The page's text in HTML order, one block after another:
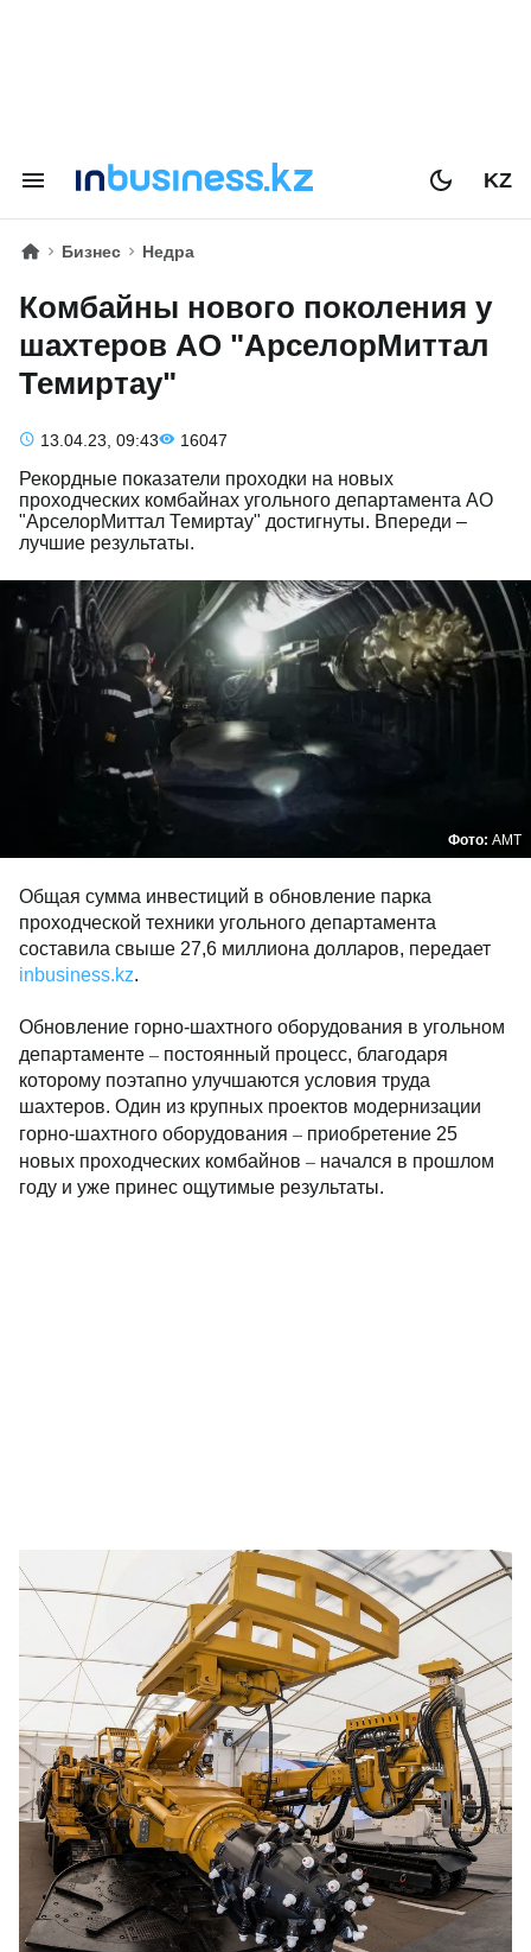
KZ
Бизнес Недра
Комбайны нового поколения у
шахтеров АО "АрселорМиттал
Темиртау"
13.04.23, 09:43 16047
Рекордные показатели проходки на новых
проходческих комбайнах угольного департамента АО
"АрселорМиттал Темиртау" достигнуты. Впереди –
лучшие результаты.
Фото: AMT
Общая сумма инвестиций в обновление парка
проходческой техники угольного департамента
составила свыше 27,6 миллиона долларов, передает
inbusiness.kz.
Обновление горно-шахтного оборудования в угольном
департаменте – постоянный процесс, благодаря
которому поэтапно улучшаются условия труда
шахтеров. Один из крупных проектов модернизации
горно-шахтного оборудования – приобретение 25
новых проходческих комбайнов – начался в прошлом
году и уже принес ощутимые результаты.